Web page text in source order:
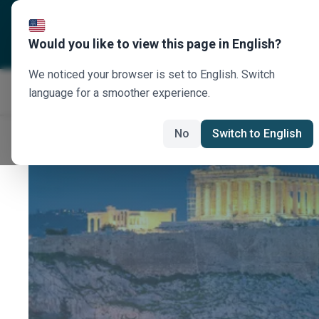
Über uns Reiseziele
Would you like to view this page in English?
We noticed your browser is set to English. Switch
language for a smoother experience.
No Switch to English